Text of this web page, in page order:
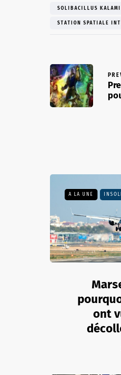
SOLIBACILLUS KALAMII
STATION SPATIALE
A LA UNE
ont